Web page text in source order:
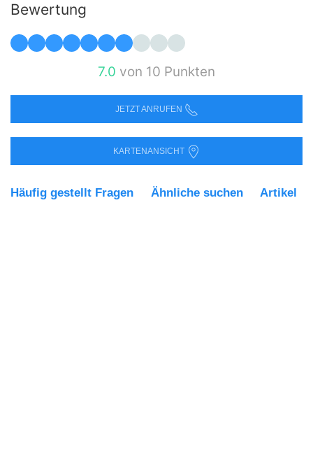
Bewertung
7.0 von 10 Punkten
JETZT ANRUFEN
KARTENANSICHT
Häufig gestellt Fragen Ähnliche suchen Artikel